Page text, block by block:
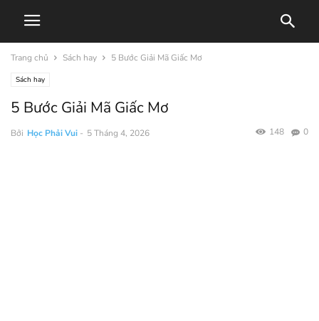
Trang chủ Sách hay 5 Bước Giải Mã Giấc Mơ
Sách hay
5 Bước Giải Mã Giấc Mơ
Bởi Học Phải Vui - 5 Tháng 4, 2026 0
148